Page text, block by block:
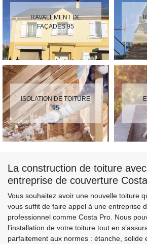
RAVALEMENT DE
FAÇADES 95
ISOLATION DE TOITURE
95
La construction de toiture
entreprise de couverture
Vous souhaitez avoir une nouvelle toiture
vous suffit de faire appel à une entreprise
professionnel comme Costa Pro. Nous
l’installation de votre toiture tout en
parfaitement aux normes : étanche, solide